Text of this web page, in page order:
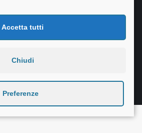
Accetta tutti
Chiudi
Preferenze
Useful links